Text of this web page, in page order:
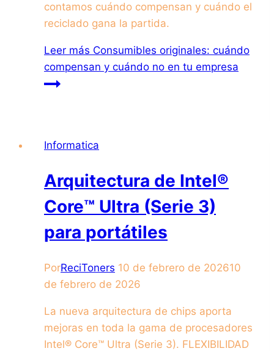
contamos cuándo compensan y cuándo el
reciclado gana la partida.
Leer más Consumibles originales: cuándo
compensan y cuándo no en tu empresa
Informatica
Arquitectura de Intel®
Core™ Ultra (Serie 3)
para portátiles
PorReciToners 10 de febrero de 202610
de febrero de 2026
La nueva arquitectura de chips aporta
mejoras en toda la gama de procesadores
Intel® Core™ Ultra (Serie 3). FLEXIBILIDAD